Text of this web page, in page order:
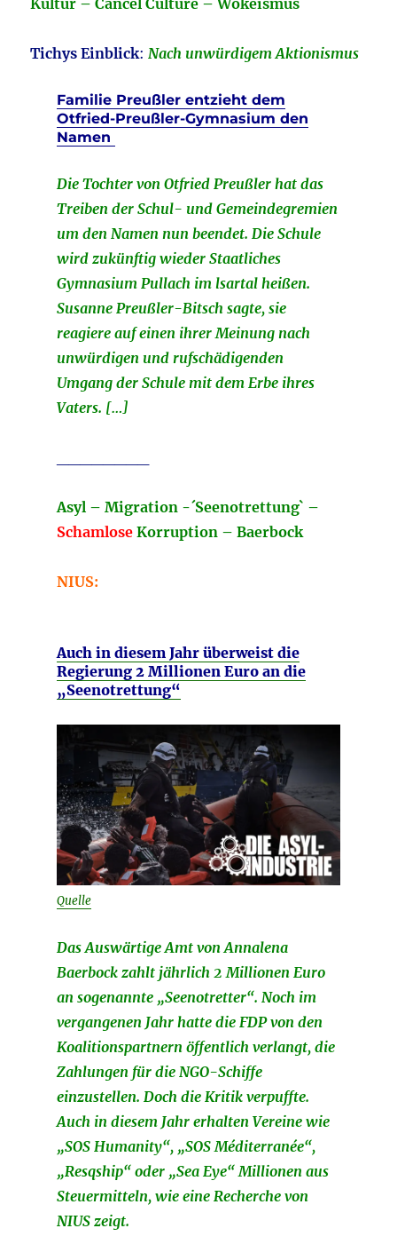
Kultur – Cancel Culture – Wokeismus
Tichys Einblick:Nach unwürdigem Aktionismus
Familie Preußler entzieht dem
Otfried-Preußler-Gymnasium den
Namen
Die Tochter von Otfried Preußler hat das
Treiben der Schul- und Gemeindegremien
um den Namen nun beendet. Die Schule
wird zukünftig wieder Staatliches
Gymnasium Pullach im lsartal heißen.
Susanne Preußler-Bitsch sagte, sie
reagiere auf einen ihrer Meinung nach
unwürdigen und rufschädigenden
Umgang der Schule mit dem Erbe ihres
Vaters. […]
Asyl – Migration -´Seenotrettung` –
SchamloseKorruption – Baerbock
NIUS:
Auch in diesem Jahr überweist die
Regierung 2 Millionen Euro an die
„Seenotrettung“
Quelle
Das Auswärtige Amt von Annalena
Baerbock zahlt jährlich 2 Millionen Euro
an sogenannte „Seenotretter“. Noch im
vergangenen Jahr hatte die FDP von den
Koalitionspartnern öffentlich verlangt, die
Zahlungen für die NGO-Schiffe
einzustellen. Doch die Kritik verpuffte.
Auch in diesem Jahr erhalten Vereine wie
„SOS Humanity“, „SOS Méditerranée“,
„Resqship“ oder „Sea Eye“ Millionen aus
Steuermitteln, wie eine Recherche von
NIUS zeigt.